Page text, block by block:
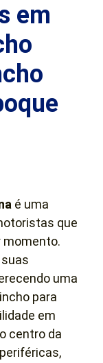
em
é uma
que
momento.
uma
para
em
centro da